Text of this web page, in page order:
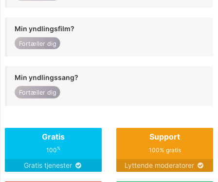
Min yndlingsfilm?
Fortæller dig
Min yndlingssang?
Fortæller dig
Gratis
100%
Gratis tjenester
Support
100% gratis
Lyttende moderatorer